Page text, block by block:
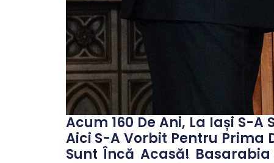
Acum 160 De Ani, La Iași S-
Aici S-A Vorbit Pentru Prima
Sunt Încă Acasă!